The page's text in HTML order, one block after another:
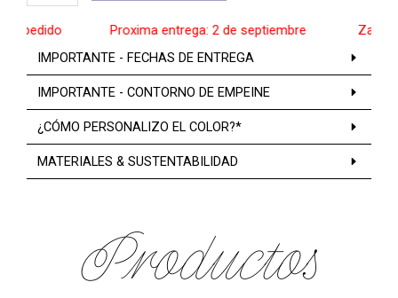
pedido______ Proxima entrega: 2 de septiembre______
IMPORTANTE - FECHAS DE ENTREGA
IMPORTANTE - CONTORNO DE EMPEINE
¿CÓMO PERSONALIZO EL COLOR?*
MATERIALES & SUSTENTABILIDAD
Productos